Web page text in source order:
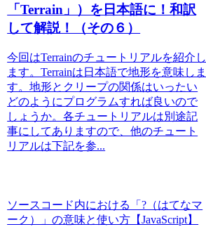
「Terrain」）を日本語に！和訳
して解説！（その６）
今回はTerrainのチュートリアルを紹介し
ます。Terrainは日本語で地形を意味しま
す。地形とクリープの関係はいったい
どのようにプログラムすれば良いので
しょうか。各チュートリアルは別途記
事にしてありますので、他のチュート
リアルは下記を参...
ソースコード内における「?（はてなマ
ーク）」の意味と使い方【JavaScript】